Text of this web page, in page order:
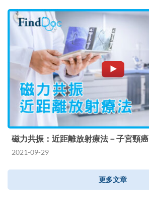
磁力共振：近距離放射療法－子宮頸癌
2021-09-29
更多文章